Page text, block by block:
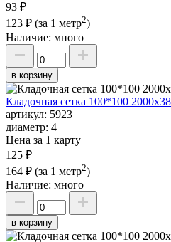
93 ₽
123 ₽ (за 1 метр2)
Наличие: много
в корзину
Кладочная сетка 100*100
артикул: 5923
диаметр: 4
Цена за 1 карту
125 ₽
164 ₽ (за 1 метр2)
Наличие: много
в корзину